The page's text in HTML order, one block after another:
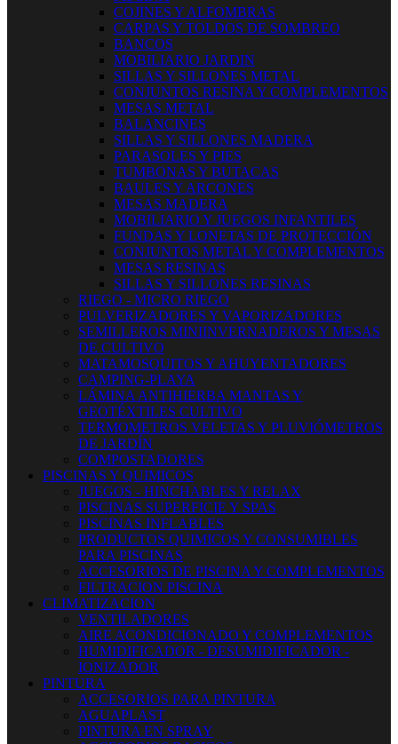
COJINES Y ALFOMBRAS
CARPAS Y TOLDOS DE SOMBREO
BANCOS
MOBILIARIO JARDIN
SILLAS Y SILLONES METAL
CONJUNTOS RESINA Y COMPLEMENTOS
MESAS METAL
BALANCINES
SILLAS Y SILLONES MADERA
PARASOLES Y PIES
TUMBONAS Y BUTACAS
BAULES Y ARCONES
MESAS MADERA
MOBILIARIO Y JUEGOS INFANTILES
FUNDAS Y LONETAS DE PROTECCIÓN
CONJUNTOS METAL Y COMPLEMENTOS
MESAS RESINAS
SILLAS Y SILLONES RESINAS
RIEGO - MICRO RIEGO
PULVERIZADORES Y VAPORIZADORES
SEMILLEROS MINIINVERNADEROS Y MESAS
DE CULTIVO
MATAMOSQUITOS Y AHUYENTADORES
CAMPING-PLAYA
LÁMINA ANTIHIERBA MANTAS Y
GEOTÉXTILES CULTIVO
TERMOMETROS VELETAS Y PLUVIÓMETROS
DE JARDÍN
COMPOSTADORES
PISCINAS Y QUIMICOS
JUEGOS - HINCHABLES Y RELAX
PISCINAS SUPERFICIE Y SPAS
PISCINAS INFLABLES
PRODUCTOS QUIMICOS Y CONSUMIBLES
PARA PISCINAS
ACCESORIOS DE PISCINA Y COMPLEMENTOS
FILTRACION PISCINA
CLIMATIZACION
VENTILADORES
AIRE ACONDICIONADO Y COMPLEMENTOS
HUMIDIFICADOR - DESUMIDIFICADOR -
IONIZADOR
PINTURA
ACCESORIOS PARA PINTURA
AGUAPLAST
PINTURA EN SPRAY